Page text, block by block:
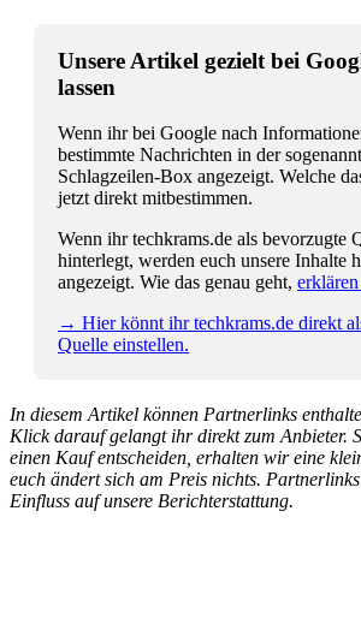
Unsere Artikel gezielt bei
lassen
Wenn ihr bei Google nach
bestimmte Nachrichten in der
Schlagzeilen-Box angezeigt. Welche
jetzt direkt mitbestimmen.
Wenn ihr techkrams.de als bevorzugte
hinterlegt, werden euch unsere Inhalte
angezeigt. Wie das genau geht,
→ Hier könnt ihr techkrams.de direkt
Quelle einstellen.
In diesem Artikel können Partnerlinks
Klick darauf gelangt ihr direkt zum Anbieter.
einen Kauf entscheiden, erhalten wir eine
euch ändert sich am Preis nichts.
Einfluss auf unsere Berichterstattung.